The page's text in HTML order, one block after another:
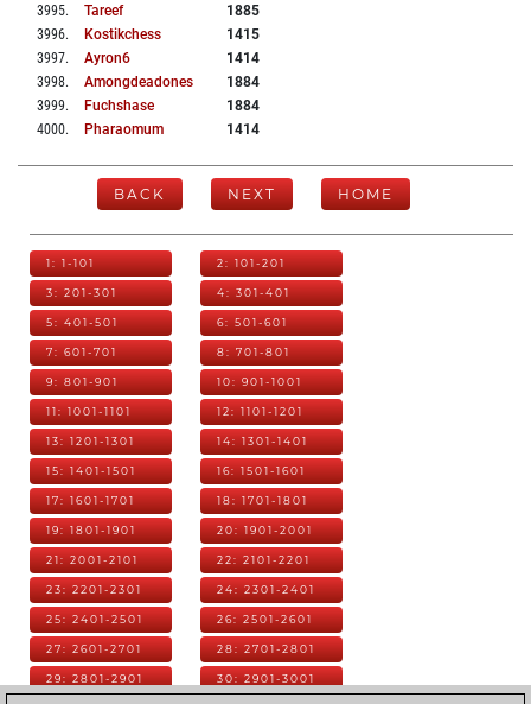
3995. Tareef
1885
3996. Kostikchess
1415
3997. Ayron6
1414
3998. Amongdeadones
1884
3999. Fuchshase
1884
4000. Pharaomum 1414
BACK NEXT HOME
1: 1-101 2: 101-201
3: 201-301 4: 301-401
5: 401-501 6: 501-601
7: 601-701 8: 701-801
9: 801-901 10: 901-1001
11: 1001-1101 12: 1101-1201
13: 1201-1301 14: 1301-1401
15: 1401-1501 16: 1501-1601
17: 1601-1701 18: 1701-1801
19: 1801-1901 20: 1901-2001
21: 2001-2101 22: 2101-2201
23: 2201-2301 24: 2301-2401
25: 2401-2501 26: 2501-2601
27: 2601-2701 28: 2701-2801
29: 2801-2901 30: 2901-3001